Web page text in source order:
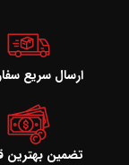
ارسال سریع
تضمین بهترین